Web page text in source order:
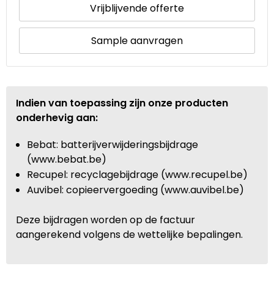
Vrijblijvende offerte
Sample aanvragen
Indien van toepassing zijn onze producten
onderhevig aan:
Bebat: batterijverwijderingsbijdrage
(www.bebat.be)
Recupel: recyclagebijdrage (www.recupel.be)
Auvibel: copieervergoeding (www.auvibel.be)
Deze bijdragen worden op de factuur
aangerekend volgens de wettelijke bepalingen.